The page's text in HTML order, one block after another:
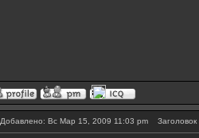
Добавлено: Вс Мар 15, 2009 11:03 pm